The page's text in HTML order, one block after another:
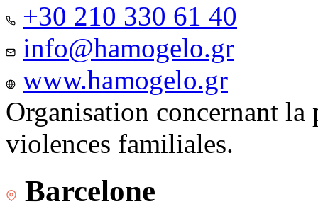
+30 210 330 61 40
info@hamogelo.gr
www.hamogelo.gr
Organisation concernant
violences familiales.
Barcelone